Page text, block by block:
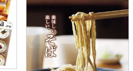
ますが、これにより個人を特定できる情
く、お客様のプライバシーを侵害するこ
受け入れを希望されない場合は、ブラ
できます。
サーバーコンピュータからお客様のブ
使用しているコンピュータのハードディ
。